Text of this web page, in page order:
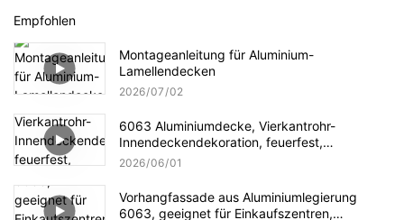
Empfohlen
Montageanleitung für Aluminium-
Lamellendecken
2026 07 02
6063 Aluminiumdecke, Vierkantrohr-
Innendeckendekoration, feuerfest,
feuchtigkeitsbeständig, schallabsorbierend
2026 06 01
Vorhangfassade aus Aluminiumlegierung
6063, geeignet für Einkaufszentren,